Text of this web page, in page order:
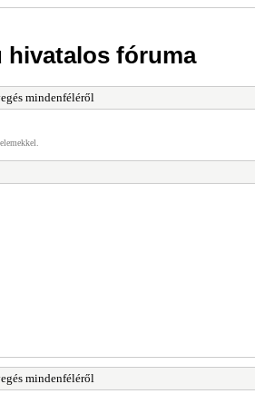
hivatalos fóruma
mindenféléről
mindenféléről